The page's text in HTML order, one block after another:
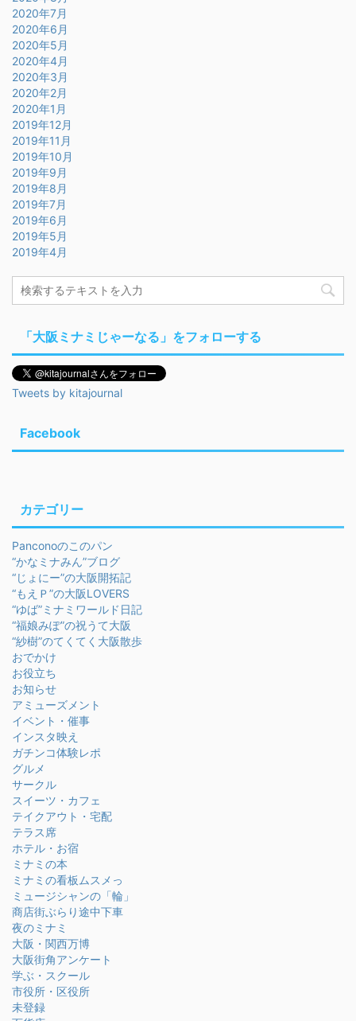
2020年7月
2020年6月
2020年5月
2020年4月
2020年3月
2020年2月
2020年1月
2019年12月
2019年11月
2019年10月
2019年9月
2019年8月
2019年7月
2019年6月
2019年5月
2019年4月
「大阪ミナミじゃーなる」をフォローする
Tweets by kitajournal
Facebook
カテゴリー
Panconoのこのパン
“かなミナみん”ブログ
“じょにー”の大阪開拓記
“もえＰ”の大阪LOVERS
“ゆば”ミナミワールド日記
“福娘みぽ”の祝うて大阪
“紗樹”のてくてく大阪散歩
おでかけ
お役立ち
お知らせ
アミューズメント
イベント・催事
インスタ映え
ガチンコ体験レポ
グルメ
サークル
スイーツ・カフェ
テイクアウト・宅配
テラス席
ホテル・お宿
ミナミの本
ミナミの看板ムスメっ
ミュージシャンの「輪」
商店街ぶらり途中下車
夜のミナミ
大阪・関西万博
大阪街角アンケート
学ぶ・スクール
市役所・区役所
未登録